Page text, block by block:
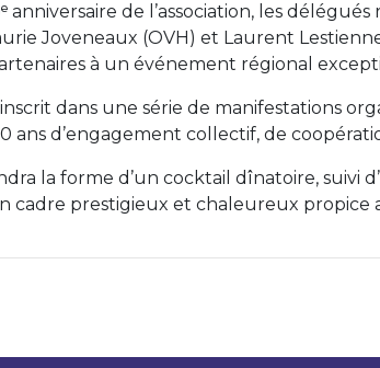
anniversaire de l’association, les
Joveneaux (OVH) et Laurent
à un événement régional
dans une série de manifestations
ans d’engagement collectif, de
la forme d’un cocktail dînatoire, suivi
cadre prestigieux et chaleureux propice